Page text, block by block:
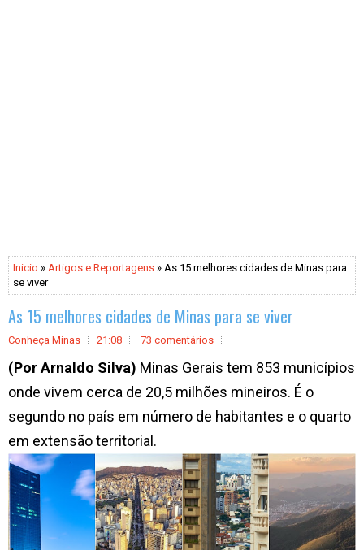
Inicio » Artigos e Reportagens » As 15 melhores cidades de Minas para
se viver
As 15 melhores cidades de Minas para se viver
Conheça Minas 21:08 73 comentários
(Por Arnaldo Silva) Minas Gerais tem 853 municípios
onde vivem cerca de 20,5 milhões mineiros. É o
segundo no país em número de habitantes e o quarto
em extensão territorial.